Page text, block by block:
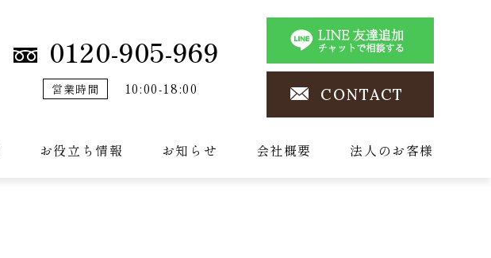
0120-905-969
営業時間 10:00-18:00 CONTACT
お役立ち情報 お知らせ 会社概要 法人のお客様